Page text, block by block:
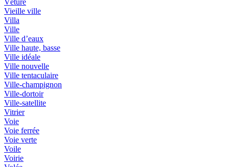
Vêture
Vieille ville
Villa
Ville
Ville d’eaux
Ville haute, basse
Ville idéale
Ville nouvelle
Ville tentaculaire
Ville-champignon
Ville-dortoir
Ville-satellite
Vitrier
Voie
Voie ferrée
Voie verte
Voile
Voirie